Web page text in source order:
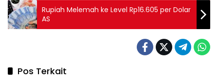
Rupiah Melemah ke Level Rp16.605 per Dolar
AS
Pos Terkait